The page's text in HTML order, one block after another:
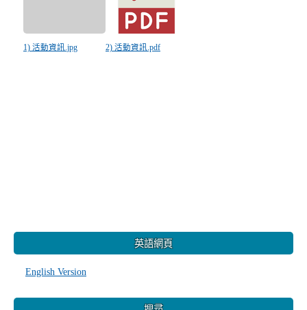
1) 活動資訊.jpg 2) 活動資訊.pdf
英語網頁
English Version